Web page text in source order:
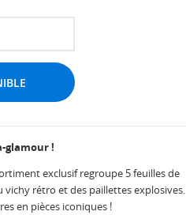
glamour !
exclusif regroupe 5 feuilles de
rétro et des paillettes explosives.
en pièces iconiques !